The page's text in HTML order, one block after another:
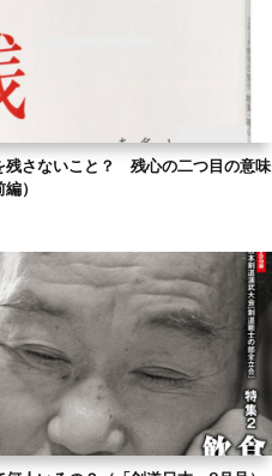
残さないこと？ 残心の二つ目の意味
）